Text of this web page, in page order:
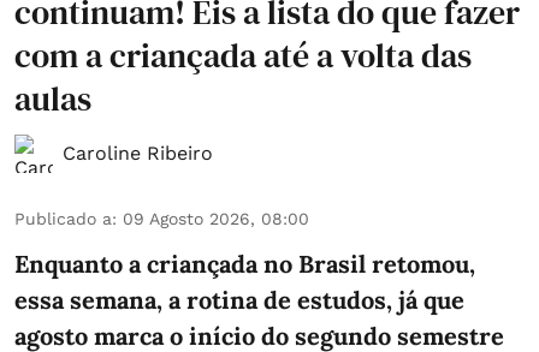
continuam! Eis a lista do que fazer
com a criançada até a volta das
aulas
Caroline Ribeiro
Publicado a: 09 Agosto 2026, 08:00
Enquanto a criançada no Brasil retomou,
essa semana, a rotina de estudos, já que
agosto marca o início do segundo semestre